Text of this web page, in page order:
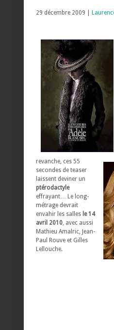
29 décembre 2009 |
revanche, ces 55
secondes de teaser
laissent deviner un
ptérodactyle
effrayant… Le long-
métrage devrait
envahir les salles le 14
avril 2010 , avec aussi
Mathieu Amalric, Jean-
Paul Rouve et Gilles
Lellouche.